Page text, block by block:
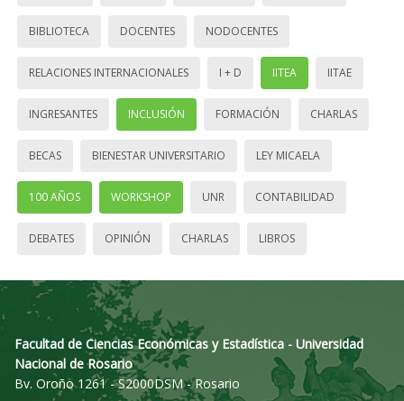
BIBLIOTECA DOCENTES NODOCENTES
RELACIONES INTERNACIONALES I + D IITEA IITAE
INGRESANTES INCLUSIÓN FORMACIÓN CHARLAS
BECAS BIENESTAR UNIVERSITARIO LEY MICAELA
100 AÑOS WORKSHOP UNR CONTABILIDAD
DEBATES OPINIÓN CHARLAS LIBROS
Facultad de Ciencias Económicas y Estadística - Universidad
Nacional de Rosario
Bv. Oroño 1261 - S2000DSM - Rosario